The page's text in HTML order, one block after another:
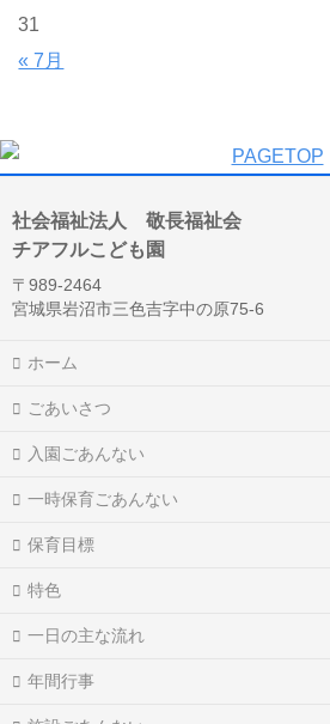
« 7月
31
社会福祉法人 敬長福祉会
チアフルこども園
〒989-2464
宮城県岩沼市三色吉字中の原75-6
ホーム
ごあいさつ
入園ごあんない
一時保育ごあんない
保育目標
特色
一日の主な流れ
年間行事